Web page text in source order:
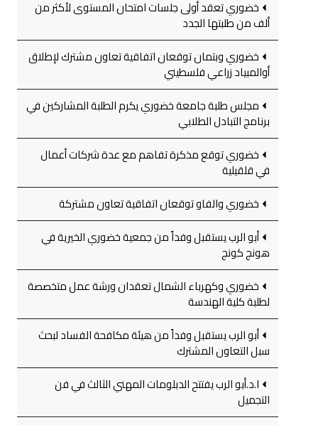
خضوري تعقد أولى جلسات امتحان المستوى لأكثر من
ألف من طلبتها الجدد
خضوري وبتمان توقعان اتفاقية تعاون مشترك لإطلاق
أوالمبياد زراعي فلسطيني
مجلس طلبة جامعة خضوري يكرم الطلبة المشاركين في
برنامج التبادل الطلابي
خضوري توقع مذكرة تفاهم مع عدة شركات أعمال
في قلقيلية
خضوري والفاو توقعان اتفاقية تعاون مشتركة
أبو الرب يستقبل وفداً من جمعية خضوري الخيرية في
هونج كونج
خضوري وكهرباء الشمال تعقدان ورشة عمل متخصصة
لطلبة كلية الهندسة
أبو الرب يستقبل وفداً من هيئة مكافحة الفساد لبحث
سبل التعاون المشترك
ا.د.أبو الرب يفتتح الدبلومات المهني الثالث في فن
التجميل